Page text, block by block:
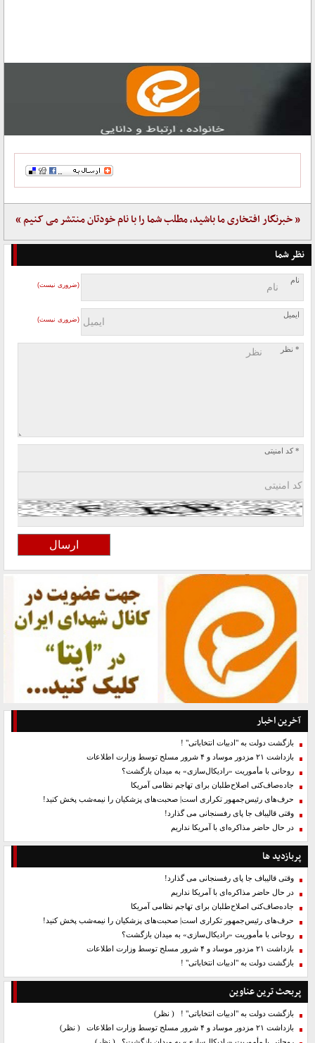
« خبرنگار افتخاری ما باشید، مطلب شما را با نام خودتان منتشر می کنیم »
نظر شما
نام
(ضروری نیست)
ایمیل
(ضروری نیست)
* نظر
* کد امنیتی
آخرین اخبار
بازگشت دولت به "ادبیات انتخاباتی" !
بازداشت ۲۱ مزدور موساد و ۴ شرور مسلح توسط وزارت اطلاعات
روحانی با مأموریت «رادیکال‌سازی» به میدان بازگشت؟
جاده‌صاف‌کنی اصلاح‌طلبان برای تهاجم نظامی آمریکا
حرف‌های رئیس‌جمهور تکراری است| صحبت‌های پزشکیان را نیمه‌شب پخش کنید!
وقتی قالیباف جا پای رفسنجانی می گذارد!
در حال حاضر مذاکره‌ای با آمریکا نداریم
پربازدید ها
وقتی قالیباف جا پای رفسنجانی می گذارد!
در حال حاضر مذاکره‌ای با آمریکا نداریم
جاده‌صاف‌کنی اصلاح‌طلبان برای تهاجم نظامی آمریکا
حرف‌های رئیس‌جمهور تکراری است| صحبت‌های پزشکیان را نیمه‌شب پخش کنید!
روحانی با مأموریت «رادیکال‌سازی» به میدان بازگشت؟
بازداشت ۲۱ مزدور موساد و ۴ شرور مسلح توسط وزارت اطلاعات
بازگشت دولت به "ادبیات انتخاباتی" !
پربحث ترین عناوین
بازگشت دولت به "ادبیات انتخاباتی" ! ( نظر)
بازداشت ۲۱ مزدور موساد و ۴ شرور مسلح توسط وزارت اطلاعات
( نظر)